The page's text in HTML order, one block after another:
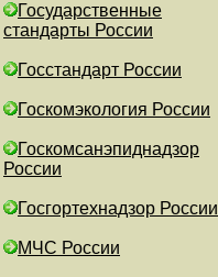
Государственные
стандарты России
Госстандарт России
Госкомэкология России
Госкомсанэпиднадзор
России
Госгортехнадзор России
МЧС России